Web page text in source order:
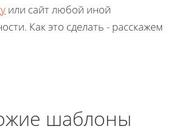
или сайт любой иной
Как это сделать - расскажем
шаблоны